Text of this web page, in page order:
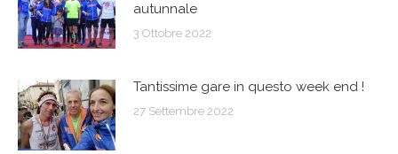
autunnale
3 Ottobre 2022
Tantissime gare in questo week end !
27 Settembre 2022